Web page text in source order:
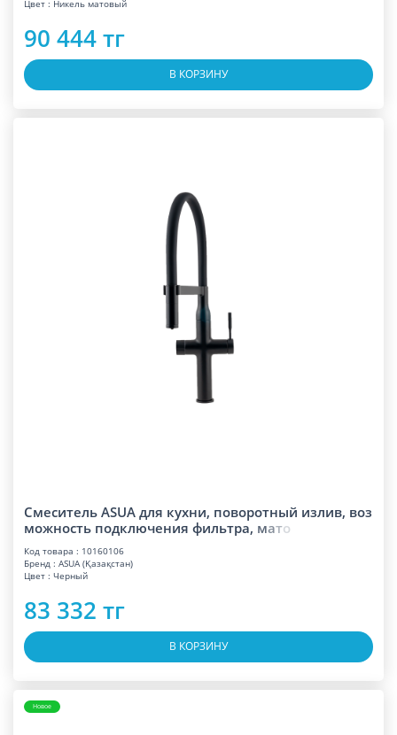
Цвет : Никель матовый
90 444 тг
В КОРЗИНУ
Смеситель ASUA для кухни, поворотный излив, воз
можность подключения фильтра, мато
Код товара : 10160106
Бренд : ASUA (Қазақстан)
Цвет : Черный
83 332 тг
В КОРЗИНУ
Новое